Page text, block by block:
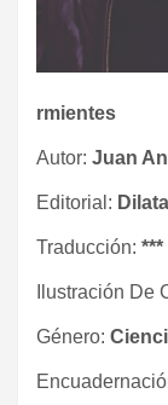
rmientes
Autor: Juan
Editorial:
Traducción: ***
Ilustración De
Género: